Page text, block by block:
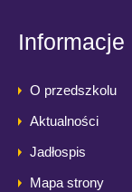
Informacje
O przedszkolu
Aktualności
Jadłospis
Mapa strony